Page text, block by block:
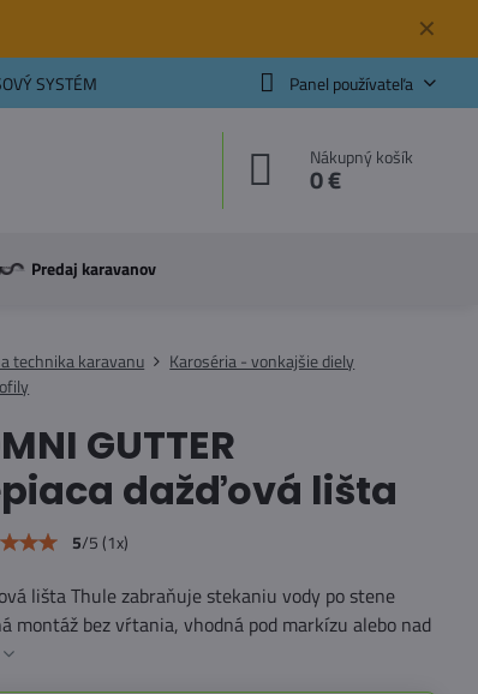
✕
SYSTÉM Panel používateľa
Nákupný košík
0 €
Predaj karavanov
technika karavanu
Karoséria - vonkajšie diely
GUTTER
dažďová lišta
5/5(1x)
lišta Thule zabraňuje stekaniu vody po stene
montáž bez vŕtania, vhodná pod markízu alebo nad